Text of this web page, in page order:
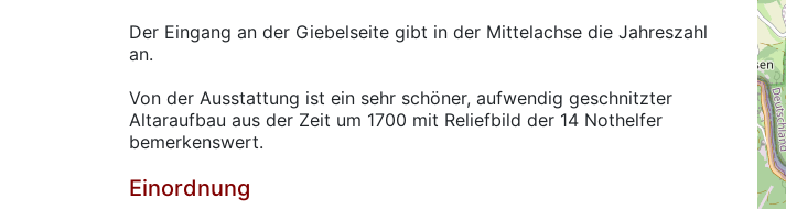
Der Eingang an der Giebelseite gibt in der Mittelachse die Jahreszahl
an.
Von der Ausstattung ist ein sehr schöner, aufwendig geschnitzter
Altaraufbau aus der Zeit um 1700 mit Reliefbild der 14 Nothelfer
bemerkenswert.
Einordnung